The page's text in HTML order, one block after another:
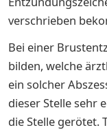
verschrieben
Bei einer
bilden, welche
ein solcher
dieser Stelle sehr
die Stelle gerötet.